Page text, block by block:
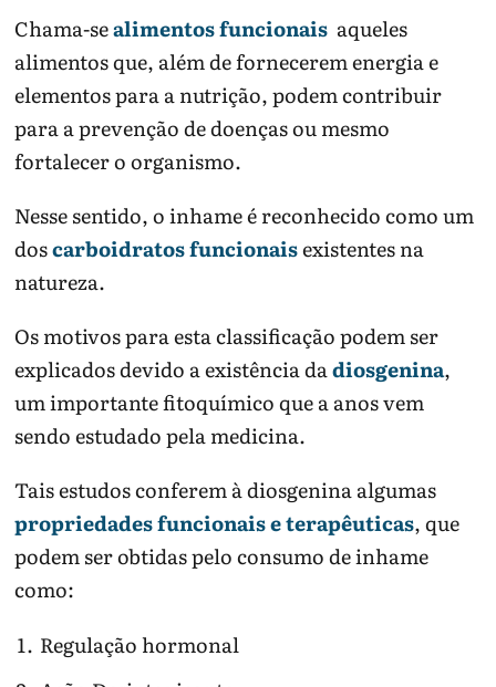
Chama-sealimentos funcionais aqueles
alimentos que, além de fornecerem energia e
elementos para a nutrição, podem contribuir
para a prevenção de doenças ou mesmo
fortalecer o organismo.
Nesse sentido, o inhame é reconhecido como um
doscarboidratos funcionaisexistentes na
natureza.
Os motivos para esta classificação podem ser
explicados devido a existência dadiosgenina,
um importante fitoquímico que a anos vem
sendo estudado pela medicina.
Tais estudos conferem à diosgenina algumas
propriedades funcionais e terapêuticas, que
podem ser obtidas pelo consumo de inhame
como:
Regulação hormonal